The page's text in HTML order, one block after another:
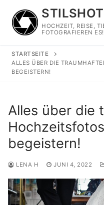
Inhalt
springen
STILSHOT
HOCHZEIT, REISE,
FOTOGRAFIEREN ES!
STARTSEITE
ALLES ÜBER DIE
BEGEISTERN!
Alles über die
begeistern!
LENA H JUNI 4, 2022